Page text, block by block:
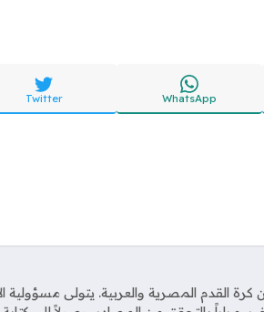
WhatsApp
Twitter
المصرية والعربية. يتولى مسؤولية